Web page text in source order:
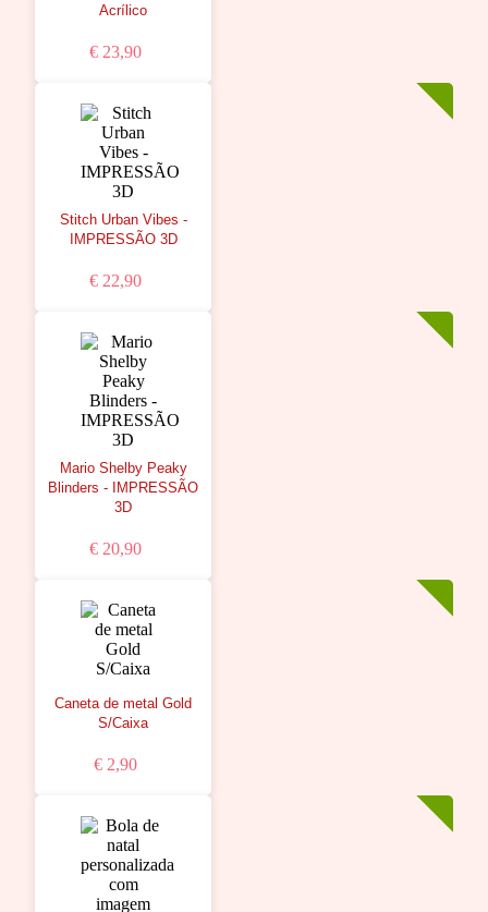
Acrílico
€ 23,90
Stitch Urban Vibes -
IMPRESSÃO 3D
€ 22,90
Mario Shelby Peaky
Blinders - IMPRESSÃO
3D
€ 20,90
Caneta de metal Gold
S/Caixa
€ 2,90